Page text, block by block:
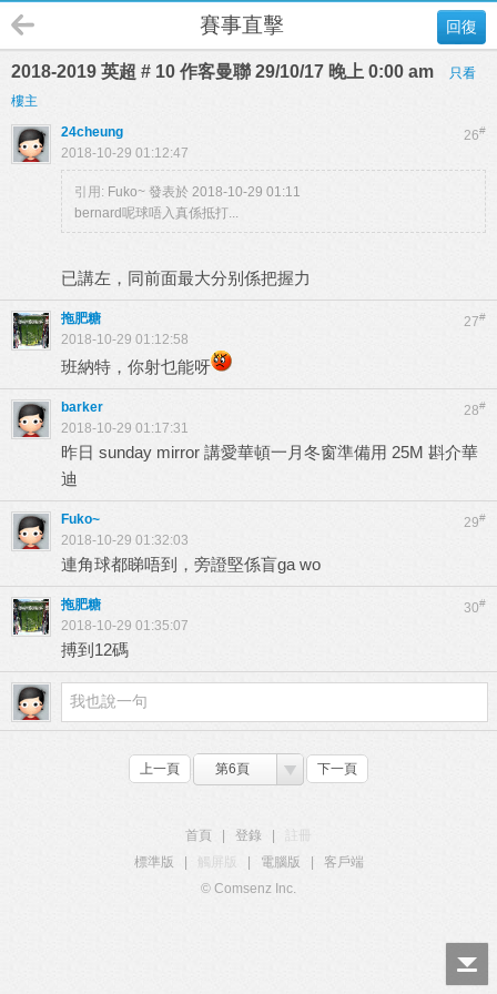
回復
賽事直擊
2018-2019 英超 # 10 作客曼聯 29/10/17 晚上 0:00 am
只看
樓主
26#
24cheung
2018-10-29 01:12:47
引用: Fuko~ 發表於 2018-10-29 01:11
bernard呢球唔入真係抵打...
已講左，同前面最大分别係把握力
27#
拖肥糖
2018-10-29 01:12:58
班納特，你射乜能呀
28#
barker
2018-10-29 01:17:31
昨日 sunday mirror 講愛華頓一月冬窗準備用 25M 斟介華
迪
29#
Fuko~
2018-10-29 01:32:03
連角球都睇唔到，旁證堅係盲ga wo
30#
拖肥糖
2018-10-29 01:35:07
搏到12碼
上一頁 第6頁 下一頁
首頁 登錄
標準版
觸屏版 電腦版
客戶端
© Comsenz Inc.